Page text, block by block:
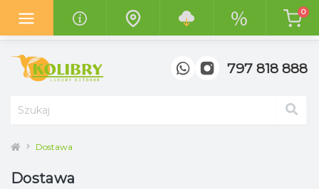
Z radością informujemy o otwarciunowego salonu "Kolibry
Garden"
w centrum handlowym "Top Meble" w Poznaniu.
0
797 818 888
Dostawa
Dostawa